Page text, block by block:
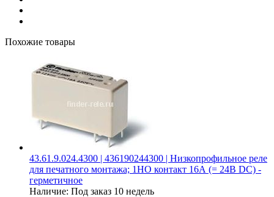
Похожие товары
43.61.9.024.4300 | 436190244300 | Низкопрофильное реле
для печатного монтажа; 1НО контакт 16А (= 24В DC) -
герметичное
Наличие: Под заказ 10 недель